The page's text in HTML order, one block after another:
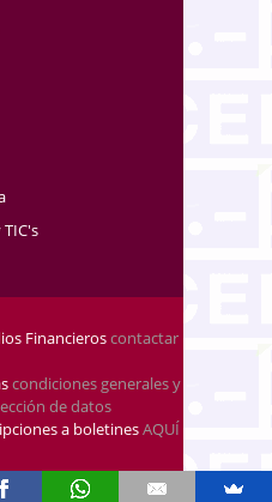
Financieroscontactar
condiciones generales y
de datos
a boletinesAQUÍ